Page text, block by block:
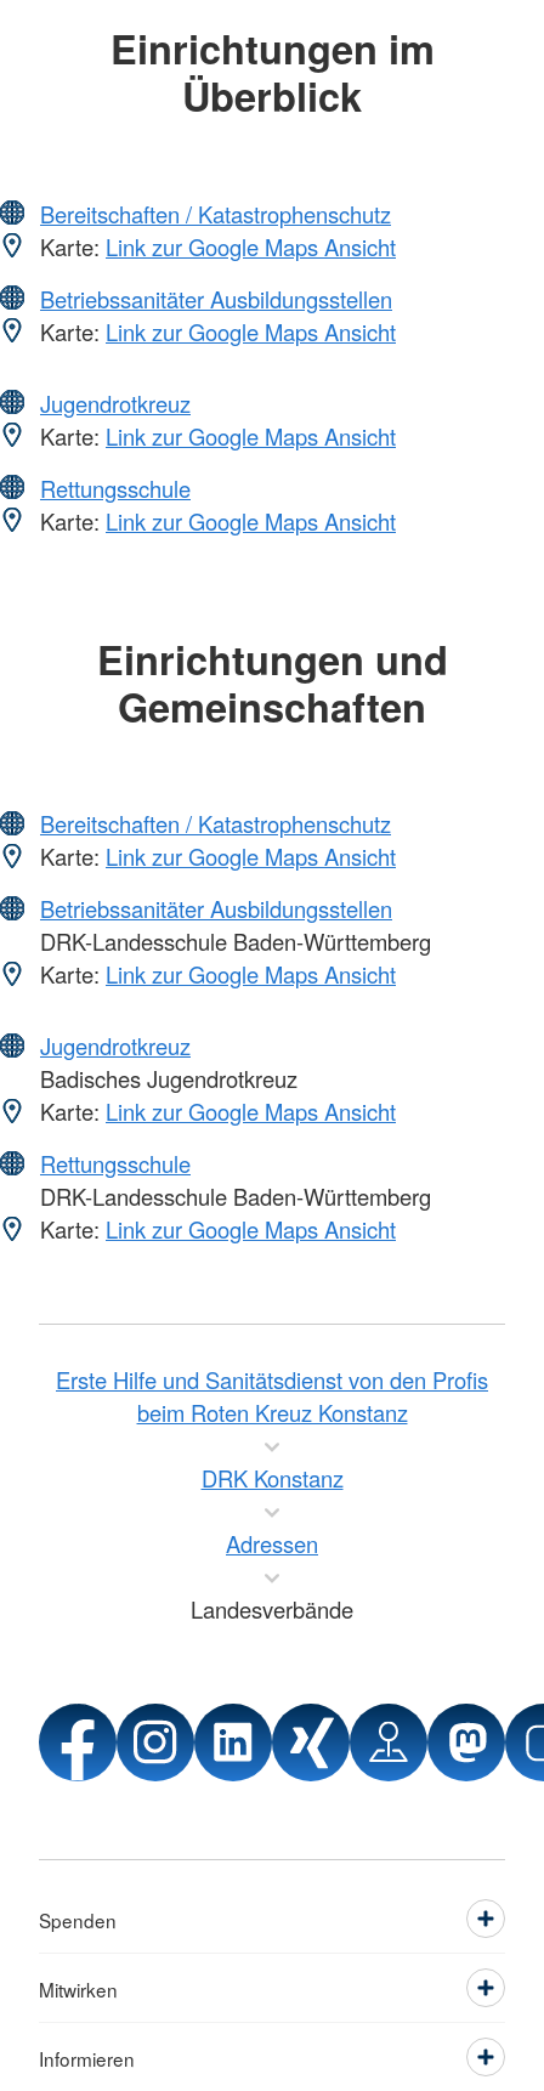
Einrichtungen im
Überblick
Bereitschaften / Katastrophenschutz
Karte: Link zur Google Maps Ansicht
Betriebssanitäter Ausbildungsstellen
Karte: Link zur Google Maps Ansicht
Jugendrotkreuz
Karte: Link zur Google Maps Ansicht
Rettungsschule
Karte: Link zur Google Maps Ansicht
Einrichtungen und
Gemeinschaften
Bereitschaften / Katastrophenschutz
Karte: Link zur Google Maps Ansicht
Betriebssanitäter Ausbildungsstellen
DRK-Landesschule Baden-Württemberg
Karte: Link zur Google Maps Ansicht
Jugendrotkreuz
Badisches Jugendrotkreuz
Karte: Link zur Google Maps Ansicht
Rettungsschule
DRK-Landesschule Baden-Württemberg
Karte: Link zur Google Maps Ansicht
Erste Hilfe und Sanitätsdienst von den Profis
beim Roten Kreuz Konstanz
DRK Konstanz
Adressen
Landesverbände
Spenden
Mitwirken
Informieren